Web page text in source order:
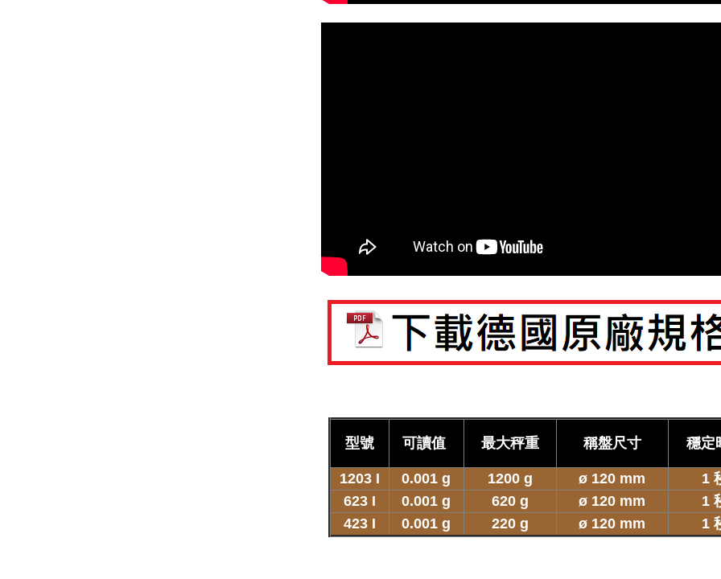
型號 可讀值 最大秤重 稱盤尺寸 穩定
1203 I 0.001 g 1200 g ø 120 mm
1
623 I
0.001 g 620 g ø 120 mm
1
423 I
0.001 g 220 g ø 120 mm 1